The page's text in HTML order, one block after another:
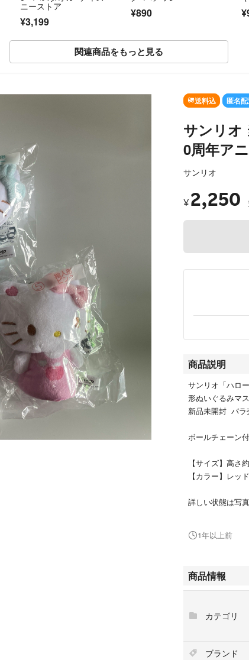
ニーストア
¥3,199
¥890
関連商品をもっと見る
送料込 匿名
サンリオ
0周年ア
サンリオ
¥ 2,250
商品説明
サンリオ「ハロ
形ぬいぐるみマ
新品未開封 バラ
ボールチェーン付
【サイズ】高さ
【カラー】レ
詳しい状態は写
#SANRIO
#Sanrio
#キティちゃん
#ハローキティ
1年以上前
商品情報
カテゴリ
ブランド